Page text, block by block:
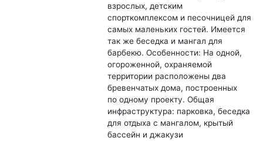
взрослых, детским
спорткомплексом и песочницей для
самых маленьких гостей. Имеется
так же беседка и мангал для
барбекю. Особенности: На одной,
огороженной, охраняемой
территории расположены два
бревенчатых дома, построенных
по одному проекту. Общая
инфраструктура: парковка, беседка
для отдыха с мангалом, крытый
бассейн и джакузи